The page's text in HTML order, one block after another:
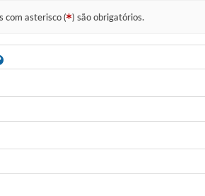
com asterisco ( ) são obrigatórios.